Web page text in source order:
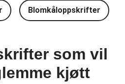
Blomkåloppskrifter
som vil
kjøtt